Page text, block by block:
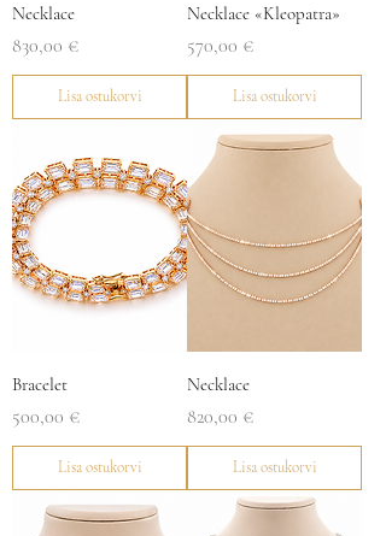
Necklace
Price
830,00 €
Lisa ostukorvi
Necklace «Kleopatra»
Price
570,00 €
Lisa ostukorvi
Bracelet
Price
500,00 €
Lisa ostukorvi
Necklace
Price
820,00 €
Lisa ostukorvi